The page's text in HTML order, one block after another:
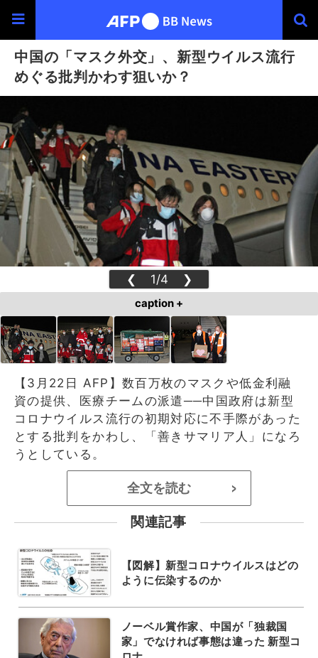
中国の「マスク外交」、新型ウイルス流行
めぐる批判かわす狙いか？
❮ 1/4 ❯
caption +
【3月22日 AFP】数百万枚のマスクや低金利融
資の提供、医療チームの派遣──中国政府は新型
コロナウイルス流行の初期対応に不手際があった
とする批判をかわし、「善きサマリア人」になろ
うとしている。
全文を読む >
関連記事
【図解】新型コロナウイルスはどの
ように伝染するのか
ノーベル賞作家、中国が「独裁国
家」でなければ事態は違った 新型コ